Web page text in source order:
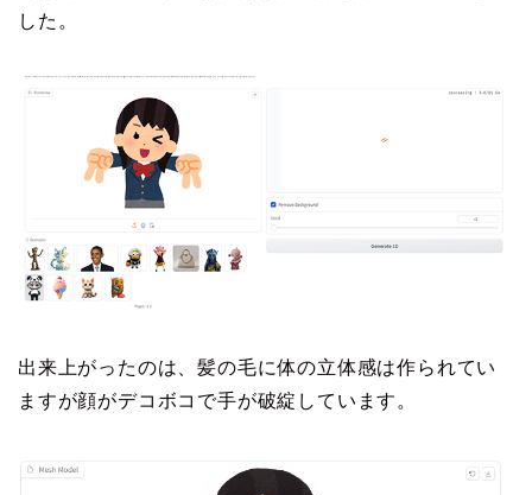
した。
出来上がったのは、髪の毛に体の立体感は作られてい
ますが顔がデコボコで手が破綻しています。